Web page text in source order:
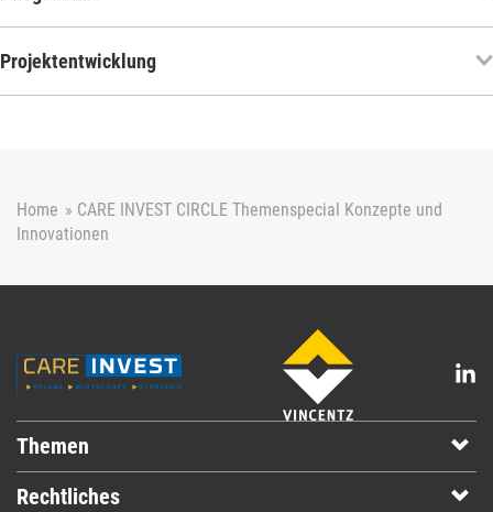
Projektentwicklung
Home » CARE INVEST CIRCLE Themenspecial Konzepte und
Innovationen
Themen
Rechtliches